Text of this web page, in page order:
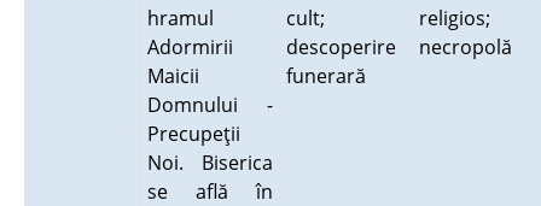
hramul
Adormirii
Maicii
Domnului -
Precupeţii
Noi. Biserica
se află în
cult;
descoperire
funerară
religios;
necropolă